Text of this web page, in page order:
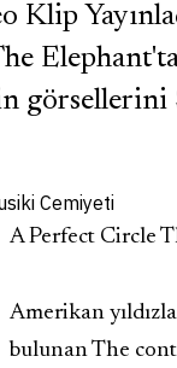
görsellerini
A Perfect Circle
Amerikan
bulunan The